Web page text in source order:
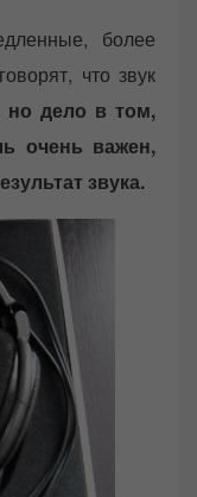
более
что звук
но дело в том,
очень важен,
звука.